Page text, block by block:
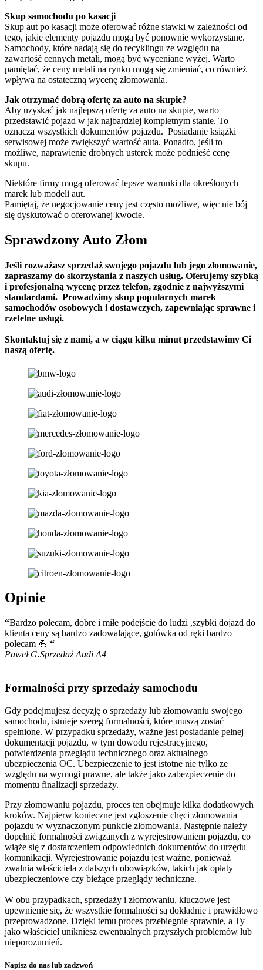
Skup samochodu po kasacji
Skup aut po kasacji może oferować różne stawki w zależności od
tego, jakie elementy pojazdu mogą być ponownie wykorzystane.
Samochody, które nadają się do recyklingu ze względu na
zawartość cennych metali, mogą być wyceniane wyżej. Warto
pamiętać, że ceny metali na rynku mogą się zmieniać, co również
wpływa na ostateczną wycenę złomowania.
Jak otrzymać dobrą ofertę za auto na skupie?
Aby uzyskać jak najlepszą ofertę za auto na skupie, warto
przedstawić pojazd w jak najbardziej kompletnym stanie. To
oznacza wszystkich dokumentów pojazdu. Posiadanie książki
serwisowej może zwiększyć wartość auta. Ponadto, jeśli to
możliwe, naprawienie drobnych usterek może podnieść cenę
skupu.
Niektóre firmy mogą oferować lepsze warunki dla określonych
marek lub modeli aut.
Pamiętaj, że negocjowanie ceny jest często możliwe, więc nie bój
się dyskutować o oferowanej kwocie.
Sprawdzony Auto Złom
Jeśli rozważasz sprzedaż swojego pojazdu lub jego złomowanie,
zapraszamy do skorzystania z naszych usług. Oferujemy szybką
i profesjonalną wycenę przez telefon, zgodnie z najwyższymi
standardami. Prowadzimy skup popularnych marek
samochodów osobowych i dostawczych, zapewniając sprawne i
rzetelne usługi.
Skontaktuj się z nami, a w ciągu kilku minut przedstawimy Ci
naszą ofertę.
Opinie
“Bardzo polecam, dobre i miłe podejście do ludzi ,szybki dojazd do
klienta ceny są bardzo zadowalające, gotówka od ręki bardzo
polecam 💪 “
Paweł G.Sprzedaż Audi A4
Formalności przy sprzedaży samochodu
Gdy podejmujesz decyzję o sprzedaży lub złomowaniu swojego
samochodu, istnieje szereg formalności, które muszą zostać
spełnione. W przypadku sprzedaży, ważne jest posiadanie pełnej
dokumentacji pojazdu, w tym dowodu rejestracyjnego,
potwierdzenia przeglądu technicznego oraz aktualnego
ubezpieczenia OC. Ubezpieczenie to jest istotne nie tylko ze
względu na wymogi prawne, ale także jako zabezpieczenie do
momentu finalizacji sprzedaży.
Przy złomowaniu pojazdu, proces ten obejmuje kilka dodatkowych
kroków. Najpierw konieczne jest zgłoszenie chęci złomowania
pojazdu w wyznaczonym punkcie złomowania. Następnie należy
dopełnić formalności związanych z wyrejestrowaniem pojazdu, co
wiąże się z dostarczeniem odpowiednich dokumentów do urzędu
komunikacji. Wyrejestrowanie pojazdu jest ważne, ponieważ
zwalnia właściciela z dalszych obowiązków, takich jak opłaty
ubezpieczeniowe czy bieżące przeglądy techniczne.
W obu przypadkach, sprzedaży i złomowaniu, kluczowe jest
upewnienie się, że wszystkie formalności są dokładnie i prawidłowo
przeprowadzone. Dzięki temu proces przebiegnie sprawnie, a Ty
jako właściciel unikniesz ewentualnych przyszłych problemów lub
nieporozumień.
Napisz do nas lub zadzwoń